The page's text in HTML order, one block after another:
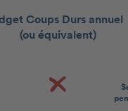
Coups Durs annuel
(ou équivalent)